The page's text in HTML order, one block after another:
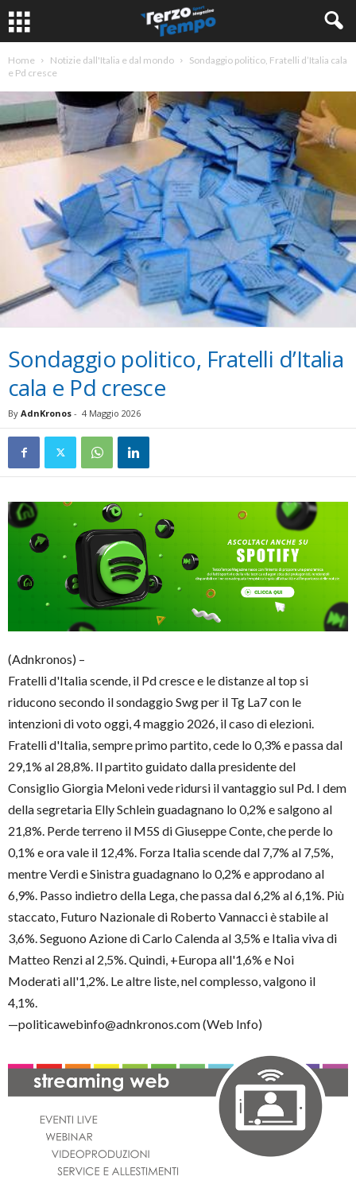
Home Notizie dall'Italia e dal mondo
Sondaggio politico, Fratelli d’Italia cala
e Pd cresce
Sondaggio politico, Fratelli d’Italia
cala e Pd cresce
By AdnKronos - 4 Maggio 2026
(Adnkronos) –
Fratelli d'Italia scende, il Pd cresce e le distanze al top si
riducono secondo il sondaggio Swg per il Tg La7 con le
intenzioni di voto oggi, 4 maggio 2026, il caso di elezioni.
Fratelli d'Italia, sempre primo partito, cede lo 0,3% e passa dal
29,1% al 28,8%. Il partito guidato dalla presidente del
Consiglio Giorgia Meloni vede ridursi il vantaggio sul Pd. I dem
della segretaria Elly Schlein guadagnano lo 0,2% e salgono al
21,8%. Perde terreno il M5S di Giuseppe Conte, che perde lo
0,1% e ora vale il 12,4%. Forza Italia scende dal 7,7% al 7,5%,
mentre Verdi e Sinistra guadagnano lo 0,2% e approdano al
6,9%. Passo indietro della Lega, che passa dal 6,2% al 6,1%. Più
staccato, Futuro Nazionale di Roberto Vannacci è stabile al
3,6%. Seguono Azione di Carlo Calenda al 3,5% e Italia viva di
Matteo Renzi al 2,5%. Quindi, +Europa all'1,6% e Noi
Moderati all'1,2%. Le altre liste, nel complesso, valgono il
4,1%.
—politicawebinfo@adnkronos.com (Web Info)